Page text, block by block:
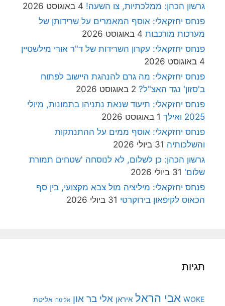
גרשון הכהן: ממלכתיות, צו השעה! 4 באוגוסט 2026
פנחס יחזקאלי: אוסף המאמרים על שרידותן של
מערכות מורכבות 4 באוגוסט 2026
פנחס יחזקאלי: עקרון השרידות של ד"ר אורי מילשטיין
4 באוגוסט 2026
פנחס יחזקאלי: מה גרם להנהגת היישוב לפתוח
ב'סזון' נגד האצ"ל? 2 באוגוסט 2026
פנחס יחזקאלי: תיעוד שנאת נתניהו בתמונות, מיולי
2025 ואילך
1 באוגוסט 2026
פנחס יחזקאלי: אוסף ממים על ההתנתקות
והשלכותיה 31 ביולי 2026
גרשון הכהן: כן לשלום, לא לנוסחה 'שטחים תמורת
שלום' 31 ביולי 2026
פנחס יחזקאלי: מיליציה מול צבא מקצועי, בין סף
הכאוס לקיפאון בירוקרטי 31 ביולי 2026
תגיות
WOKE אבי הראל איראן אלי בר און אליטה אליטת